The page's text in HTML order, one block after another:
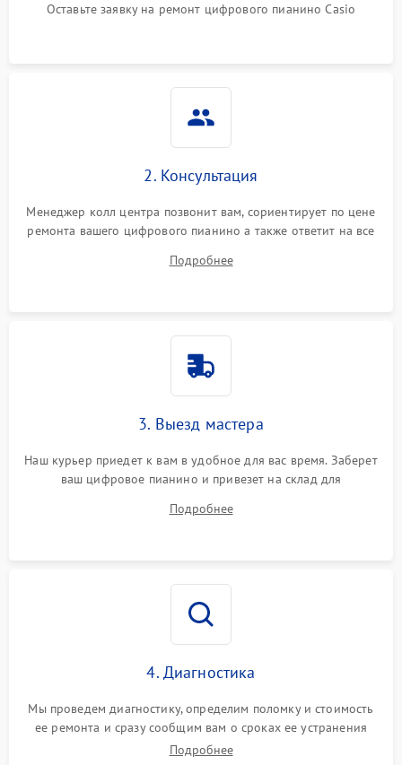
Оставьте заявку на ремонт цифрового пианино Casio
2. Консультация
Менеджер колл центра позвонит вам, сориентирует по цене
ремонта вашего цифрового пианино а также ответит на все
Подробнее
3. Выезд мастера
Наш курьер приедет к вам в удобное для вас время. Заберет
ваш цифровое пианино и привезет на склад для
Подробнее
4. Диагностика
Мы проведем диагностику, определим поломку и стоимость
ее ремонта и сразу сообщим вам о сроках ее устранения
Подробнее